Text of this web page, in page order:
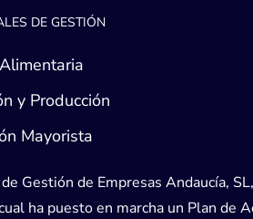
DE GESTIÓN
y Producción
Mayorista
Gestión de Empresas Andaucía,
ha puesto en marcha un Plan